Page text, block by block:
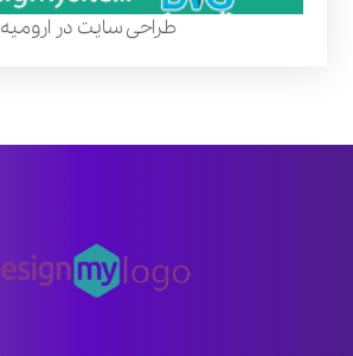
طراحی سایت در ارومیه